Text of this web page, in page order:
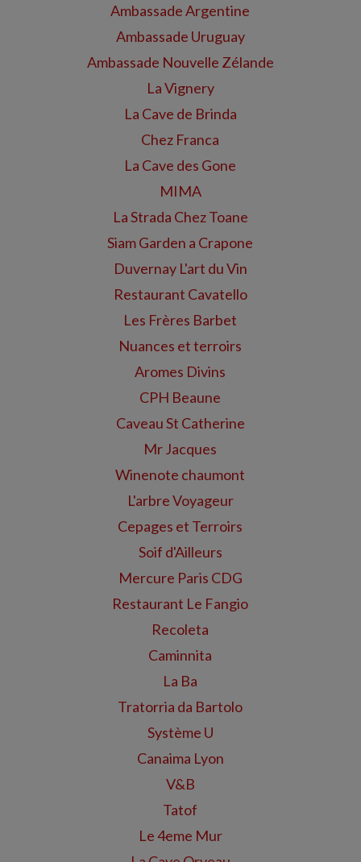
Ambassade Argentine
Ambassade Uruguay
Ambassade Nouvelle Zélande
La Vignery
La Cave de Brinda
Chez Franca
La Cave des Gone
MIMA
La Strada Chez Toane
Siam Garden a Crapone
Duvernay L'art du Vin
Restaurant Cavatello
Les Frères Barbet
Nuances et terroirs
Aromes Divins
CPH Beaune
Caveau St Catherine
Mr Jacques
Winenote chaumont
L'arbre Voyageur
Cepages et Terroirs
Soif d'Ailleurs
Mercure Paris CDG
Restaurant Le Fangio
Recoleta
Caminnita
La Ba
Tratorria da Bartolo
Système U
Canaima Lyon
V&B
Tatof
Le 4eme Mur